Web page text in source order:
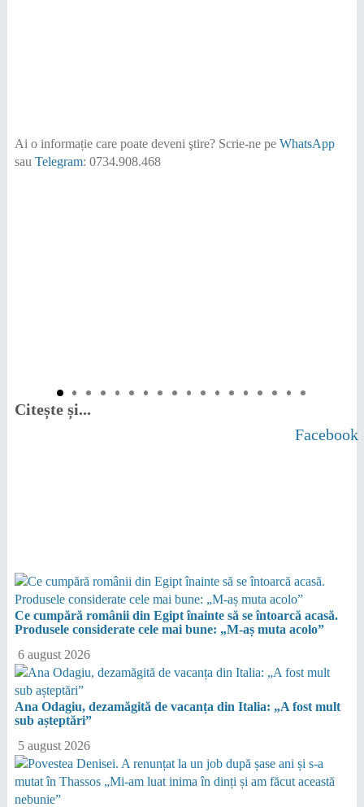
Ai o informație care poate deveni ştire? Scrie-ne pe WhatsApp
sau Telegram: 0734.908.468
Facebook
Citește și...
Ce cumpără românii din Egipt înainte să se întoarcă acasă.
Produsele considerate cele mai bune: „M-aș muta acolo”
6 august 2026
Ana Odagiu, dezamăgită de vacanța din Italia: „A fost mult
sub așteptări”
5 august 2026